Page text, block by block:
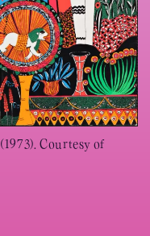
(1973). Courtesy of